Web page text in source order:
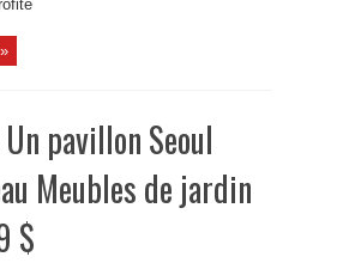
pavillon Seoul
Meubles de jardin
$